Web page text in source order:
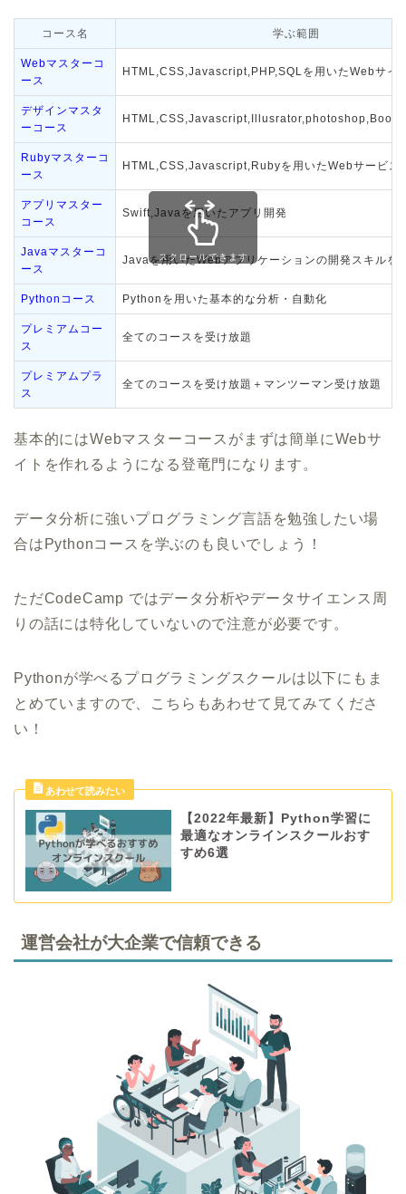
コース名 学ぶ範囲
Webマスターコ
ース
HTML,CSS,Javascript,PHP,SQLを用いたWebサイ
デザインマスタ
ーコース
Rubyマスターコ
ース
HTML,CSS,Javascript,Rubyを用いたWebサービス
アプリマスター
コース
Swift,Javaを用いたアプリ開発
Javaマスターコ
ース
Javaを用いたWebアプリケーションの開発スキルを
Pythonコース Pythonを用いた基本的な分析・自動化
プレミアムコー
ス
全てのコースを受け放題
プレミアムプラ
ス
全てのコースを受け放題＋マンツーマン受け放題
基本的にはWebマスターコースがまずは簡単にWebサ
イトを作れるようになる登竜門になります。
データ分析に強いプログラミング言語を勉強したい場
合はPythonコースを学ぶのも良いでしょう！
ただCodeCamp ではデータ分析やデータサイエンス周
りの話には特化していないので注意が必要です。
Pythonが学べるプログラミングスクールは以下にもま
とめていますので、こちらもあわせて見てみてくださ
い！
【2022年最新】Python学習に
最適なオンラインスクールおす
すめ6選
運営会社が大企業で信頼できる